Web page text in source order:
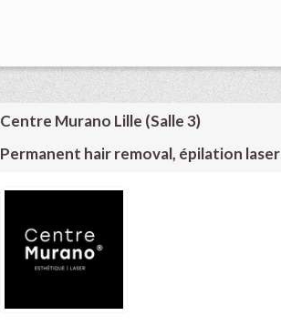
Centre Murano Lille (Salle 3)
Permanent hair removal, épilation laser